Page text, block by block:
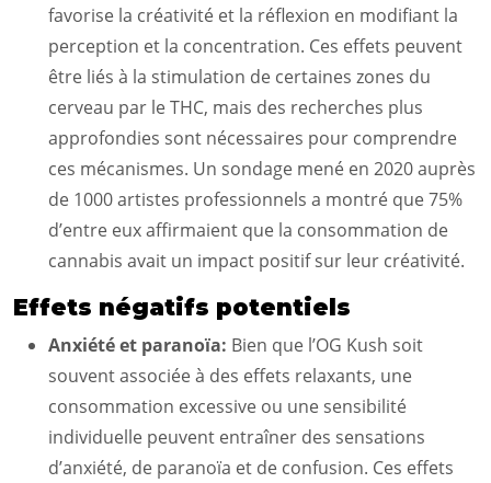
favorise la créativité et la réflexion en modifiant la
perception et la concentration. Ces effets peuvent
être liés à la stimulation de certaines zones du
cerveau par le THC, mais des recherches plus
approfondies sont nécessaires pour comprendre
ces mécanismes. Un sondage mené en 2020 auprès
de 1000 artistes professionnels a montré que 75%
d’entre eux affirmaient que la consommation de
cannabis avait un impact positif sur leur créativité.
Effets négatifs potentiels
Anxiété et paranoïa: Bien que l’OG Kush soit
souvent associée à des effets relaxants, une
consommation excessive ou une sensibilité
individuelle peuvent entraîner des sensations
d’anxiété, de paranoïa et de confusion. Ces effets